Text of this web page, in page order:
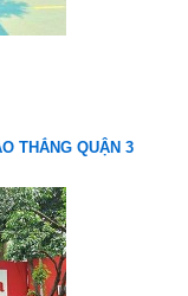
THẮNG QUẬN 3